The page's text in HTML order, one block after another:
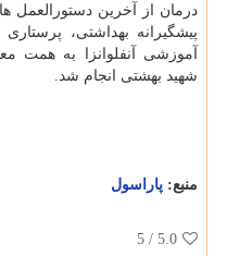
درمان از آخرین دستورالعمل
پیشگیرانه بهداشتی،
آموزشی آنفلوانزا به همت
شهید بهشتی انجام شد.
منبع: پاراسول
5.0
/ 5